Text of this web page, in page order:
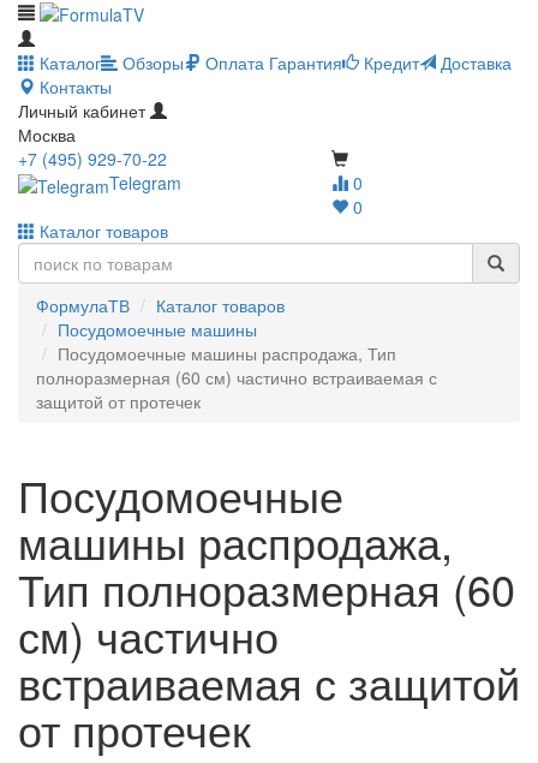
Каталог Обзоры Оплата Гарантия Кредит
Доставка
Контакты
Личный кабинет
Москва
0
0
+7 (495) 929-70-22
Telegram
Каталог товаров
ФормулаТВ
Каталог товаров
Посудомоечные машины
Посудомоечные машины распродажа, Тип
полноразмерная (60 см) частично встраиваемая с
защитой от протечек
Посудомоечные
машины распродажа,
Тип полноразмерная (60
см) частично
встраиваемая с защитой
от протечек